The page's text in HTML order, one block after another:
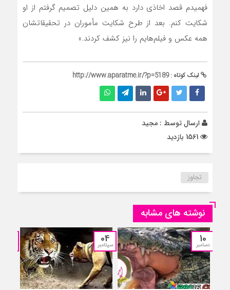
فهمیدم قصد اخاذی دارد به همین دلیل تصمیم گرفتم از او
شکایت کنم. بعد از طرح شکایت مأموران در تحقیقاتشان
همه عکس و فیلم‌هایم را نیز کشف کردند.»
لینک کوتاه :http://www.aparatme.ir/?p=5189
ارسال توسط : مجید
تجاوز
نوشته های مشابه
10
دسامبر 04
سپتامبر